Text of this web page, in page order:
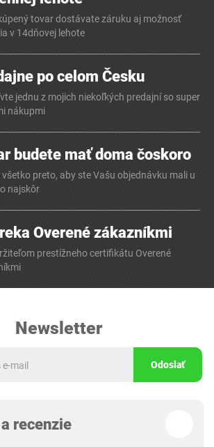
tovar dostávate záruku aj možnosť
v 14dňovej lehote
po celom Česku
jednu z mojich niekoľkých predajní so super
nákupmi
budete mať doma čoskoro
všetko preto, aby ste Vašu objednávku mali u
najskôr
Overené zákazníkmi
prestížneho certifikátu Overené
Newsletter
Odoslať
recenzie